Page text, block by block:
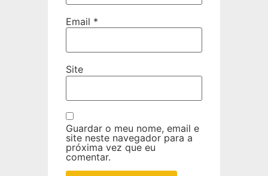
Email *
Site
Guardar o meu nome, email e
site neste navegador para a
próxima vez que eu
comentar.